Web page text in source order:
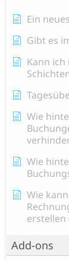
Ein
Gibt es
Kann
Wie
Wie
Wie
erstellen
Add-ons